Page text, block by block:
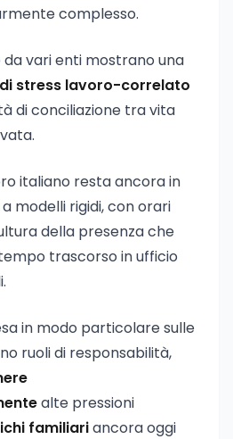
complesso.
da vari enti mostrano una
stress lavoro-correlato
di conciliazione tra vita
italiano resta ancora in
modelli rigidi, con orari
della presenza che
trascorso in ufficio
in modo particolare sulle
ruoli di responsabilità,
alte pressioni
familiariancora oggi